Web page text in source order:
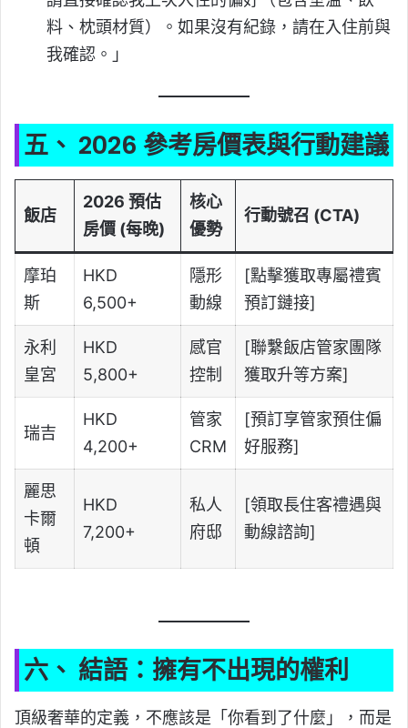
料、枕頭材質）。如果沒有紀錄，請在入住前與
我確認。」
五、 2026 參考房價表與行動建議
飯店
2026 預估
房價 (每晚)
核心
優勢
行動號召 (CTA)
摩珀
斯
HKD
6,500+
隱形
動線
[點擊獲取專屬禮賓
預訂鏈接]
永利
皇宮
HKD
5,800+
感官
控制
[聯繫飯店管家團隊
獲取升等方案]
瑞吉
HKD
4,200+
管家
CRM
[預訂享管家預住偏
好服務]
麗思
卡爾
頓
HKD
7,200+
私人
府邸
[領取長住客禮遇與
動線諮詢]
六、 結語：擁有不出現的權利
頂級奢華的定義，不應該是「你看到了什麼」，而是